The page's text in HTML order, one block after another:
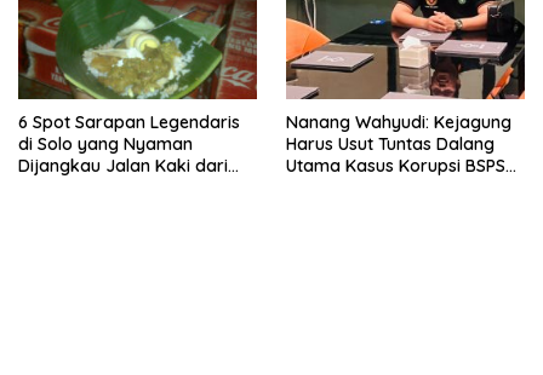
6 Spot Sarapan Legendaris
di Solo yang Nyaman
Dijangkau Jalan Kaki dari
Nanang Wahyudi: Kejagung
Harus Usut Tuntas Dalang
Utama Kasus Korupsi BSPS